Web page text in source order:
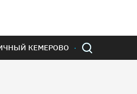
КЕМЕРОВО